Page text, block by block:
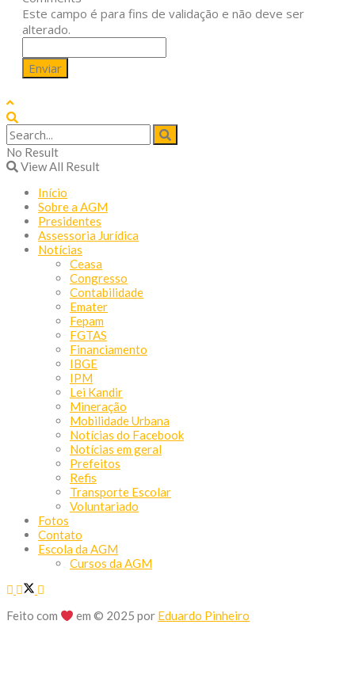
Este campo é para fins de validação e não deve ser
alterado.
No Result
View All Result
Início
Sobre a AGM
Presidentes
Assessoria Jurídica
Notícias
Ceasa
Congresso
Contabilidade
Emater
Fepam
FGTAS
Financiamento
IBGE
IPM
Lei Kandir
Mineração
Mobilidade Urbana
Notícias do Facebook
Notícias em geral
Prefeitos
Refis
Transporte Escolar
Voluntariado
Fotos
Contato
Escola da AGM
Cursos da AGM
Feito com em © 2025 por Eduardo Pinheiro